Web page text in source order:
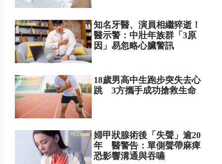
知名牙醫、演員相繼猝逝！
醫示警：中壯年族群「3原
因」易忽略心臟警訊
18歲男高中生跑步突失去心
跳 3方攜手成功搶救生命
婦甲狀腺術後「失聲」逾20
年 醫警告：單側聲帶麻痺
恐影響溝通與吞嚥